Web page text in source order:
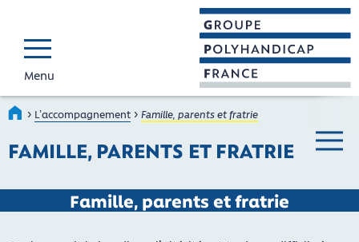
GROUPE
Faire connaître et
Menu
Accueil
› L’accompagnement › Famille, parents et fratrie
FAMILLE, PARENTS ET FRATRIE
Famille, parents et fratrie